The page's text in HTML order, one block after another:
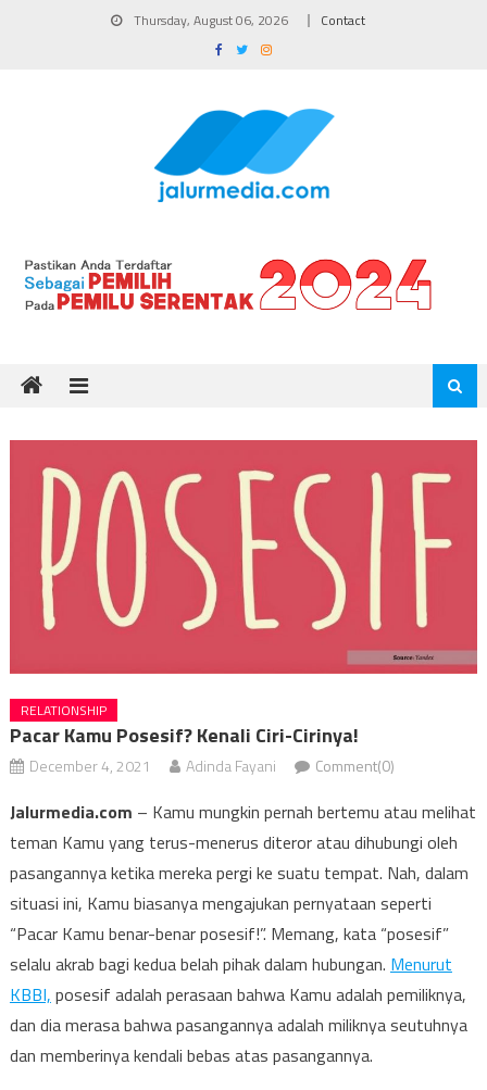
Thursday, August 06, 2026 Contact
RELATIONSHIP
Pacar Kamu Posesif? Kenali Ciri-Cirinya!
December 4, 2021 Adinda Fayani Comment(0)
Jalurmedia.com – Kamu mungkin pernah bertemu atau melihat
teman Kamu yang terus-menerus diteror atau dihubungi oleh
pasangannya ketika mereka pergi ke suatu tempat. Nah, dalam
situasi ini, Kamu biasanya mengajukan pernyataan seperti
“Pacar Kamu benar-benar posesif!”. Memang, kata “posesif”
selalu akrab bagi kedua belah pihak dalam hubungan. Menurut
KBBI, posesif adalah perasaan bahwa Kamu adalah pemiliknya,
dan dia merasa bahwa pasangannya adalah miliknya seutuhnya
dan memberinya kendali bebas atas pasangannya.